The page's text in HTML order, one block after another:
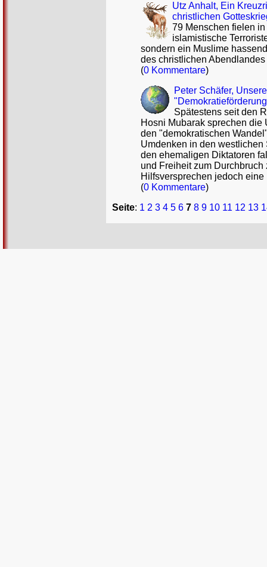
Utz Anhalt, Ein
christlichen
79 Menschen fielen
islamistische
sondern ein Muslime
des christlichen
(0 Kommentare)
Peter Schäfer,
Spätestens seit den
Hosni Mubarak sprechen
den "demokratischen
Umdenken in den
den ehemaligen Diktatoren
und Freiheit zum
Hilfsversprechen jedoch eine
(0 Kommentare)
Seite: 1 2 3 4 5 6 7 8 9 10 11 12 13